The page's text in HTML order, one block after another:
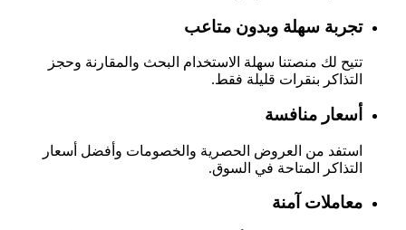
تجربة سهلة وبدون متاعب
تتيح لك منصتنا سهلة الاستخدام البحث والمقارنة وحجز
التذاكر بنقرات قليلة فقط.
أسعار منافسة
استفد من العروض الحصرية والخصومات وأفضل أسعار
التذاكر المتاحة في السوق.
معاملات آمنة